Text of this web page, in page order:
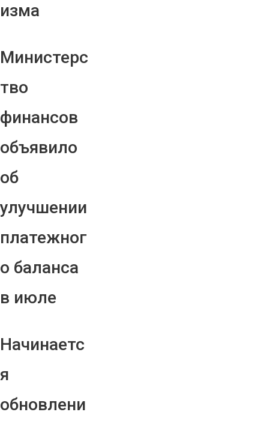
изма
Министерс
тво
финансов
объявило
об
улучшении
платежног
о баланса
в июле
Начинаетс
я
обновлени